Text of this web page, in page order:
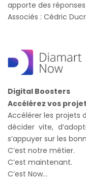
apporte des
Associés : Cédric
Digital Boosters
Accélérez vos
Accélérer les projets
décider vite,
s’appuyer sur les
C’est notre métier.
C’est maintenant.
C’est Now…